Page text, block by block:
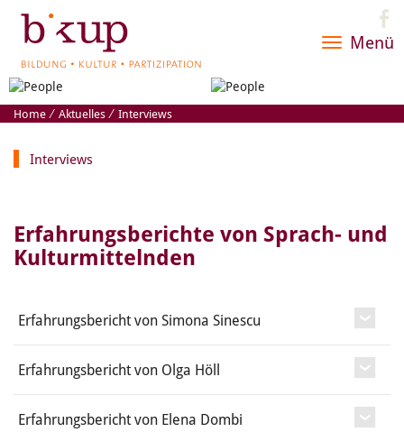
Menü
Toggle
Home⁄ Aktuelles⁄ Interviews
Interviews
Erfahrungsberichte von Sprach- und
Kulturmittelnden
Erfahrungsbericht von Simona Sinescu
Erfahrungsbericht von Olga Höll
Erfahrungsbericht von Elena Dombi